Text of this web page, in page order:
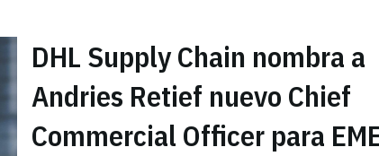
DHL Supply Chain nombra a
Andries Retief nuevo Chief
Commercial Officer para